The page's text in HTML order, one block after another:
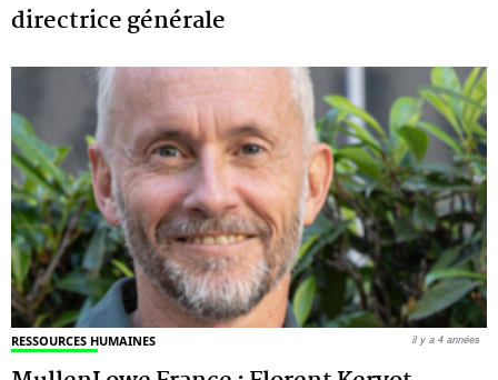
directrice générale
RESSOURCES HUMAINES il y a 4 années